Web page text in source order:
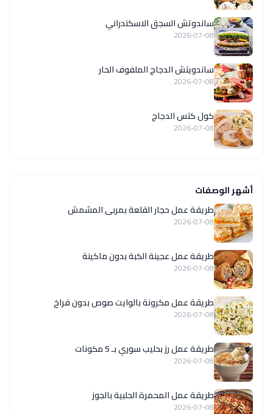
ساندوتش السجق الاسكندراني
2026-07-08
ساندويتش الدجاج الملفوف الحار
2026-07-08
كول كتس الدجاج
2026-07-08
أشهر الوصفات
طريقة عمل حجار القلعة بمربى المشمش
2026-07-08
طريقة عمل عجينة الكبة بدون ماكينة
2026-07-08
طريقة عمل مكرونة بالوايت صوص بدون فراخ
2026-07-08
طريقة عمل رز بحليب سوري بـ 5 مكونات
2026-07-08
طريقة عمل المحمرة الحلبية بالجوز
2026-07-08